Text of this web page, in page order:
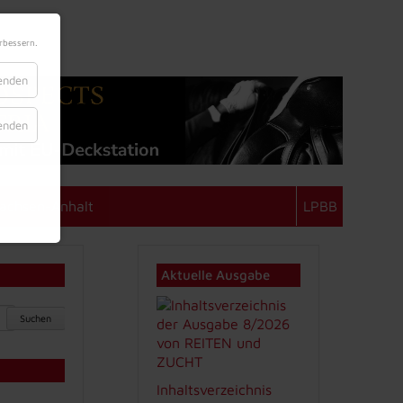
Anhalt LPBB
Suchen
Aktuelle Ausgabe
Inhaltsverzeichnis